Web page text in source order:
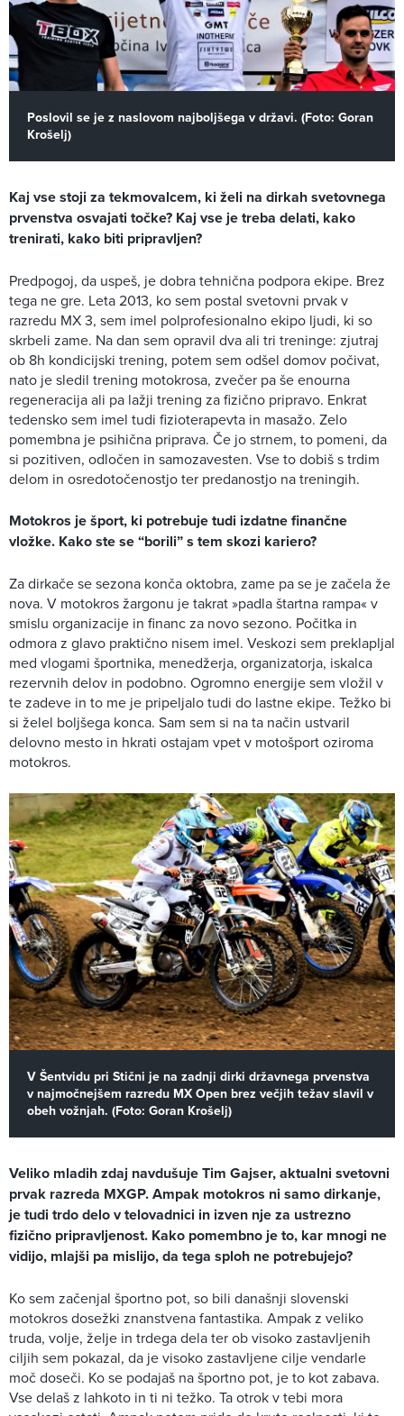
Poslovil se je z naslovom najboljšega v državi. (Foto: Goran
Krošelj)
Kaj vse stoji za tekmovalcem, ki želi na dirkah svetovnega
prvenstva osvajati točke? Kaj vse je treba delati, kako
trenirati, kako biti pripravljen?
Predpogoj, da uspeš, je dobra tehnična podpora ekipe. Brez
tega ne gre. Leta 2013, ko sem postal svetovni prvak v
razredu MX 3, sem imel polprofesionalno ekipo ljudi, ki so
skrbeli zame. Na dan sem opravil dva ali tri treninge: zjutraj
ob 8h kondicijski trening, potem sem odšel domov počivat,
nato je sledil trening motokrosa, zvečer pa še enourna
regeneracija ali pa lažji trening za fizično pripravo. Enkrat
tedensko sem imel tudi fizioterapevta in masažo. Zelo
pomembna je psihična priprava. Če jo strnem, to pomeni, da
si pozitiven, odločen in samozavesten. Vse to dobiš s trdim
delom in osredotočenostjo ter predanostjo na treningih.
Motokros je šport, ki potrebuje tudi izdatne finančne
vložke. Kako ste se “borili” s tem skozi kariero?
Za dirkače se sezona konča oktobra, zame pa se je začela že
nova. V motokros žargonu je takrat »padla štartna rampa« v
smislu organizacije in financ za novo sezono. Počitka in
odmora z glavo praktično nisem imel. Veskozi sem preklapljal
med vlogami športnika, menedžerja, organizatorja, iskalca
rezervnih delov in podobno. Ogromno energije sem vložil v
te zadeve in to me je pripeljalo tudi do lastne ekipe. Težko bi
si želel boljšega konca. Sam sem si na ta način ustvaril
delovno mesto in hkrati ostajam vpet v motošport oziroma
motokros.
V Šentvidu pri Stični je na zadnji dirki državnega prvenstva
v najmočnejšem razredu MX Open brez večjih težav slavil v
obeh vožnjah. (Foto: Goran Krošelj)
Veliko mladih zdaj navdušuje Tim Gajser, aktualni svetovni
prvak razreda MXGP. Ampak motokros ni samo dirkanje,
je tudi trdo delo v telovadnici in izven nje za ustrezno
fizično pripravljenost. Kako pomembno je to, kar mnogi ne
vidijo, mlajši pa mislijo, da tega sploh ne potrebujejo?
Ko sem začenjal športno pot, so bili današnji slovenski
motokros dosežki znanstvena fantastika. Ampak z veliko
truda, volje, želje in trdega dela ter ob visoko zastavljenih
ciljih sem pokazal, da je visoko zastavljene cilje vendarle
moč doseči. Ko se podajaš na športno pot, je to kot zabava.
Vse delaš z lahkoto in ti ni težko. Ta otrok v tebi mora